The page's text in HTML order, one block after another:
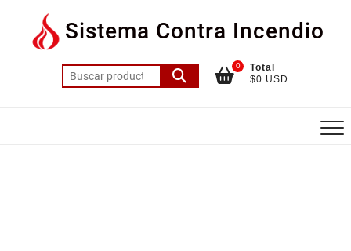
contenido
Sistema Contra Incendio
Buscar
0
Total
$0 USD